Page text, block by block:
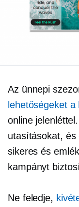
Az ünnepi
lehetőségeket a
online
utasításokat, és
sikeres és
kampányt
Ne feledje,